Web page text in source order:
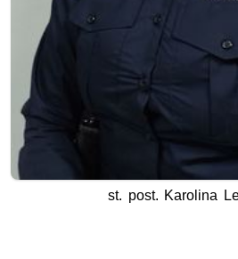
st. post. Karolina